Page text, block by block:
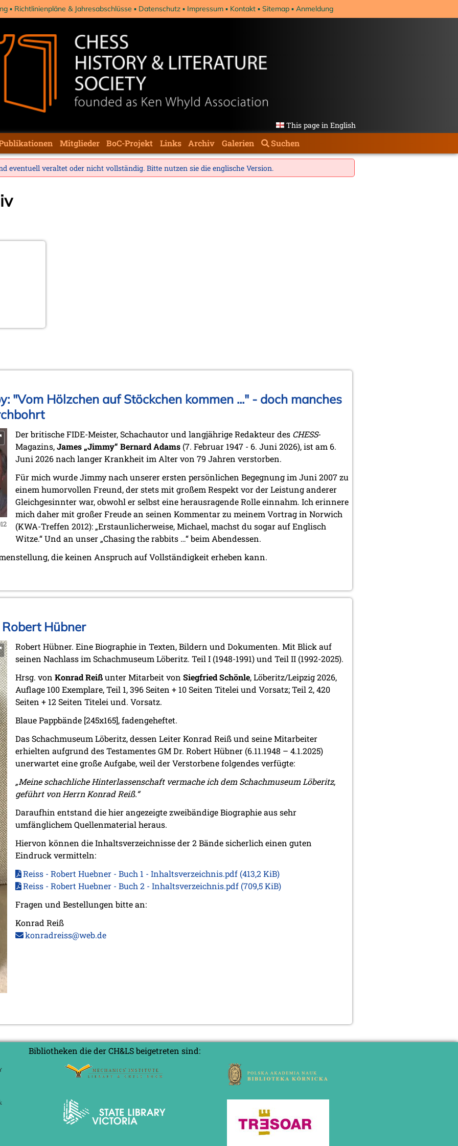
Richtlinienpläne & Jahresabschlüsse Datenschutz Impressum Kontakt Sitemap Anmeldung
This page in English
Mitglieder BoC-Projekt Links Archiv Galerien Suchen
eventuell veraltet oder nicht vollständig. Bitte nutzen sie die englische Version.
"Vom Hölzchen auf Stöckchen kommen ..." - doch manches
Der britische FIDE-Meister, Schachautor und langjährige Redakteur des CHESS-
Magazins,James „Jimmy“ Bernard Adams(7. Februar 1947 - 6. Juni 2026), ist am 6.
Juni 2026 nach langer Krankheit im Alter von 79 Jahren verstorben.
Für mich wurde Jimmy nach unserer ersten persönlichen Begegnung im Juni 2007 zu
einem humorvollen Freund, der stets mit großem Respekt vor der Leistung anderer
Gleichgesinnter war, obwohl er selbst eine herausragende Rolle einnahm. Ich erinnere
mich daher mit großer Freude an seinen Kommentar zu meinem Vortrag in Norwich
(KWA-Treffen 2012): „Erstaunlicherweise, Michael, machst du sogar auf Englisch
Witze.“ Und an unser „Chasing the rabbits …“ beim Abendessen.
die keinen Anspruch auf Vollständigkeit erheben kann.
Hübner
Robert Hübner. Eine Biographie in Texten, Bildern und Dokumenten. Mit Blick auf
seinen Nachlass im Schachmuseum Löberitz. Teil I (1948-1991) und Teil II (1992-2025).
Hrsg. von Konrad Reißunter Mitarbeit von Siegfried Schönle, Löberitz/Leipzig 2026,
Auflage 100 Exemplare, Teil 1, 396 Seiten + 10 Seiten Titelei und Vorsatz; Teil 2, 420
Seiten + 12 Seiten Titelei und. Vorsatz.
Blaue Pappbände [245x165], fadengeheftet.
Das Schachmuseum Löberitz, dessen Leiter Konrad Reiß und seine Mitarbeiter
erhielten aufgrund des Testamentes GM Dr. Robert Hübner (6.11.1948 – 4.1.2025)
unerwartet eine große Aufgabe, weil der Verstorbene folgendes verfügte:
„Meine schachliche Hinterlassenschaft vermache ich dem Schachmuseum Löberitz,
geführt von Herrn Konrad Reiß.“
Daraufhin entstand die hier angezeigte zweibändige Biographie aus sehr
umfänglichem Quellenmaterial heraus.
Hiervon können die Inhaltsverzeichnisse der 2 Bände sicherlich einen guten
Eindruck vermitteln:
Reiss - Robert Huebner - Buch 1 - Inhaltsverzeichnis.pdf (413,2 KiB)
Reiss - Robert Huebner - Buch 2 - Inhaltsverzeichnis.pdf (709,5 KiB)
Fragen und Bestellungen bitte an:
Konrad Reiß
konradreiss@web.de
Bibliotheken die der CH&LS beigetreten sind: